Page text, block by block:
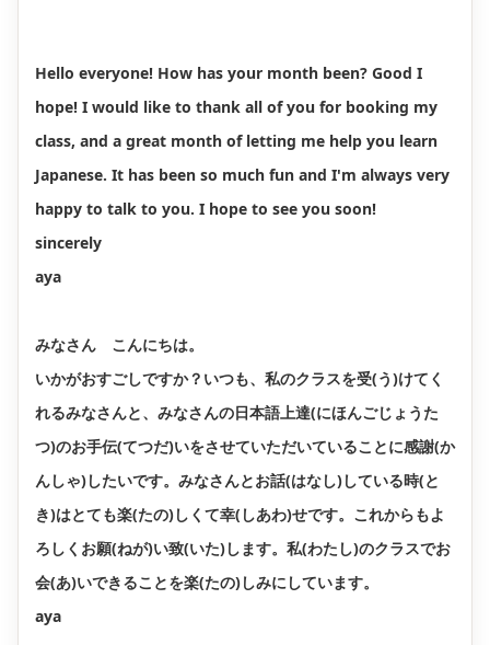
Hello everyone! How has your month been? Good I
hope! I would like to thank all of you for booking my
class, and a great month of letting me help you learn
Japanese. It has been so much fun and I'm always very
happy to talk to you. I hope to see you soon!
sincerely
aya
みなさん こんにちは。
いかがおすごしですか？いつも、私のクラスを受(う)けてく
れるみなさんと、みなさんの日本語上達(にほんごじょうた
つ)のお手伝(てつだ)いをさせていただいていることに感謝(か
んしゃ)したいです。みなさんとお話(はなし)している時(と
き)はとても楽(たの)しくて幸(しあわ)せです。これからもよ
ろしくお願(ねが)い致(いた)します。私(わたし)のクラスでお
会(あ)いできることを楽(たの)しみにしています。
aya